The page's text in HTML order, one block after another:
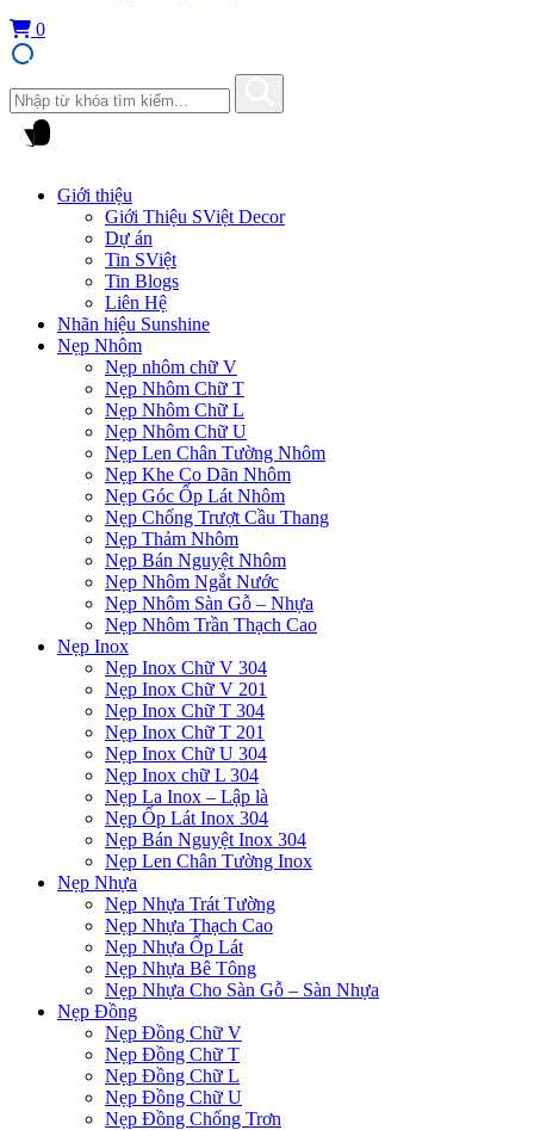
0
Giới thiệu
Giới Thiệu SViệt Decor
Dự án
Tin SViệt
Tin Blogs
Liên Hệ
Nhãn hiệu Sunshine
Nẹp Nhôm
Nẹp nhôm chữ V
Nẹp Nhôm Chữ T
Nẹp Nhôm Chữ L
Nẹp Nhôm Chữ U
Nẹp Len Chân Tường Nhôm
Nẹp Khe Co Dãn Nhôm
Nẹp Góc Ốp Lát Nhôm
Nẹp Chống Trượt Cầu Thang
Nẹp Thảm Nhôm
Nẹp Bán Nguyệt Nhôm
Nẹp Nhôm Ngắt Nước
Nẹp Nhôm Sàn Gỗ – Nhựa
Nẹp Nhôm Trần Thạch Cao
Nẹp Inox
Nẹp Inox Chữ V 304
Nẹp Inox Chữ V 201
Nẹp Inox Chữ T 304
Nẹp Inox Chữ T 201
Nẹp Inox Chữ U 304
Nẹp Inox chữ L 304
Nẹp La Inox – Lập là
Nẹp Ốp Lát Inox 304
Nẹp Bán Nguyệt Inox 304
Nẹp Len Chân Tường Inox
Nẹp Nhựa
Nẹp Nhựa Trát Tường
Nẹp Nhựa Thạch Cao
Nẹp Nhựa Ốp Lát
Nẹp Nhựa Bê Tông
Nẹp Nhựa Cho Sàn Gỗ – Sàn Nhựa
Nẹp Đồng
Nẹp Đồng Chữ V
Nẹp Đồng Chữ T
Nẹp Đồng Chữ L
Nẹp Đồng Chữ U
Nẹp Đồng Chống Trơn